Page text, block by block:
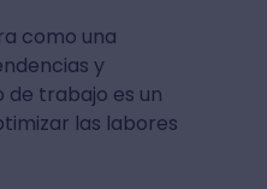
como una
y
de trabajo es un
las labores